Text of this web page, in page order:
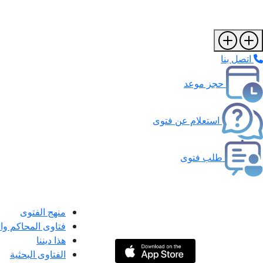
اتصل بنا
حجز موعد
استعلام عن فتوى
طلب فتوى
منهج الفتوى
فتاوى المحاكم
هذا ديننا
الفتاوى البحثية